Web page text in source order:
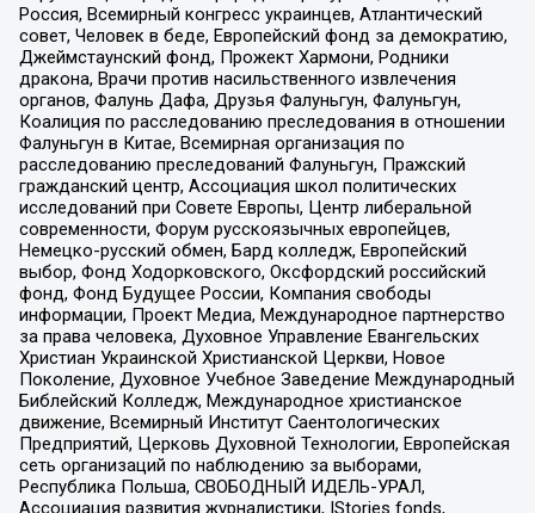
Россия, Всемирный конгресс украинцев, Атлантический
совет, Человек в беде, Европейский фонд за демократию,
Джеймстаунский фонд, Прожект Хармони, Родники
дракона, Врачи против насильственного извлечения
органов, Фалунь Дафа, Друзья Фалуньгун, Фалуньгун,
Коалиция по расследованию преследования в отношении
Фалуньгун в Китае, Всемирная организация по
расследованию преследований Фалуньгун, Пражский
гражданский центр, Ассоциация школ политических
исследований при Совете Европы, Центр либеральной
современности, Форум русскоязычных европейцев,
Немецко-русский обмен, Бард колледж, Европейский
выбор, Фонд Ходорковского, Оксфордский российский
фонд, Фонд Будущее России, Компания свободы
информации, Проект Медиа, Международное партнерство
за права человека, Духовное Управление Евангельских
Христиан Украинской Христианской Церкви, Новое
Поколение, Духовное Учебное Заведение Международный
Библейский Колледж, Международное христианское
движение, Всемирный Институт Саентологических
Предприятий, Церковь Духовной Технологии, Европейская
сеть организаций по наблюдению за выборами,
Республика Польша, СВОБОДНЫЙ ИДЕЛЬ-УРАЛ,
Ассоциация развития журналистики, IStories fonds,